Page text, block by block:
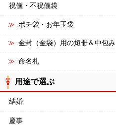
祝儀・不祝儀袋
ポチ袋・お年玉袋
金封（金袋）用の短冊＆中包み
命名札
用途で選ぶ
結婚
慶事